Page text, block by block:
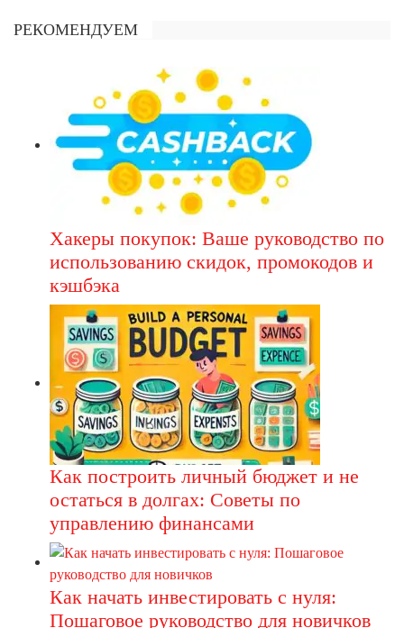
РЕКОМЕНДУЕМ
Хакеры покупок: Ваше руководство по
использованию скидок, промокодов и
кэшбэка
Как построить личный бюджет и не
остаться в долгах: Советы по
управлению финансами
Как начать инвестировать с нуля:
Пошаговое руководство для новичков